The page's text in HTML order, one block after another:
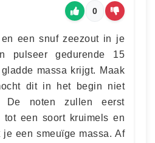
0
een snuf zeezout in je
pulseer gedurende 15
massa krijgt. Maak
dit in het begin niet
De noten zullen eerst
tot een soort kruimels en
een smeuïge massa. Af